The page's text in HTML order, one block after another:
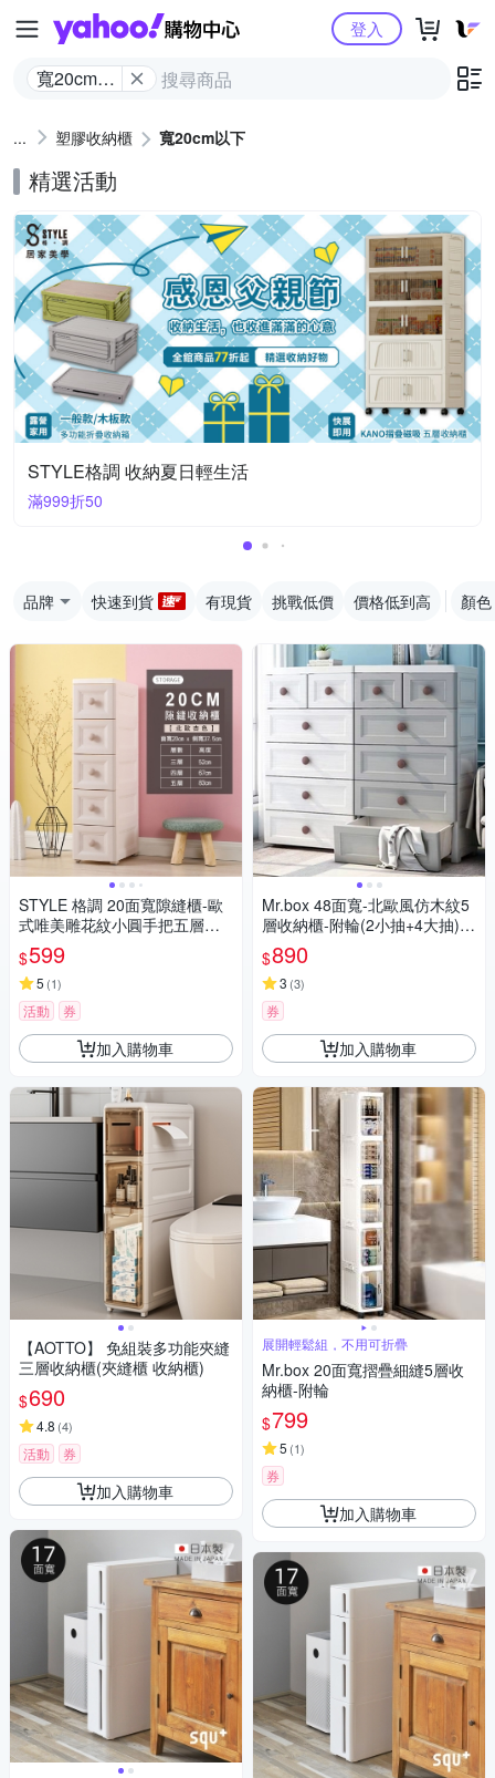
Yahoo購物中心
寬20cm以
登入
塑膠收納櫃 寬20cm以下
精選活動
STYLE格調 收納夏日輕生活
滿999折50
品牌 快速到貨 有現貨 挑戰低價 價格低到高 顏色
STYLE 格調 20面寬隙縫櫃-歐
式唯美雕花紋小圓手把五層抽
屜收納櫃(新款上市/三款可選)
$599
5 (1)
活動 券
加入購物車
【AOTTO】 免組裝多功能夾縫
三層收納櫃(夾縫櫃 收納櫃)
$690
4.8 (4)
活動 券
加入購物車
Mr.box 48面寬-北歐風仿木紋5
層收納櫃-附輪(2小抽+4大抽)-
灰色 / 白色
$890
3 (3)
券
加入購物車
展開輕鬆組，不用可折疊
Mr.box 20面寬摺疊細縫5層收
納櫃-附輪
$799
5 (1)
券
加入購物車